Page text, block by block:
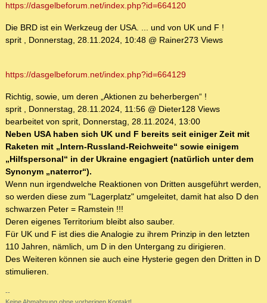
https://dasgelbeforum.net/index.php?id=664120
Die BRD ist ein Werkzeug der USA. ... und von UK und F !
sprit , Donnerstag, 28.11.2024, 10:48 @ Rainer273 Views
https://dasgelbeforum.net/index.php?id=664129
Richtig, sowie, um deren „Aktionen zu beherbergen“ !
sprit , Donnerstag, 28.11.2024, 11:56 @ Dieter128 Views
bearbeitet von sprit, Donnerstag, 28.11.2024, 13:00
Neben USA haben sich UK und F bereits seit einiger Zeit mit
Raketen mit „Intern-Russland-Reichweite“ sowie einigem
„Hilfspersonal“ in der Ukraine engagiert (natürlich unter dem
Synonym „naterror“).
Wenn nun irgendwelche Reaktionen von Dritten ausgeführt werden,
so werden diese zum "Lagerplatz" umgeleitet, damit hat also D den
schwarzen Peter = Ramstein !!!
Deren eigenes Territorium bleibt also sauber.
Für UK und F ist dies die Analogie zu ihrem Prinzip in den letzten
110 Jahren, nämlich, um D in den Untergang zu dirigieren.
Des Weiteren können sie auch eine Hysterie gegen den Dritten in D
stimulieren.
--